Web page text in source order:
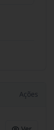
Ações